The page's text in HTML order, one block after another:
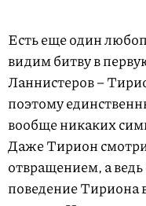
Есть еще один
видим битву в
Ланнистеров –
поэтому
вообще никаких
Даже Тирион
отвращением, а
поведение Тириона